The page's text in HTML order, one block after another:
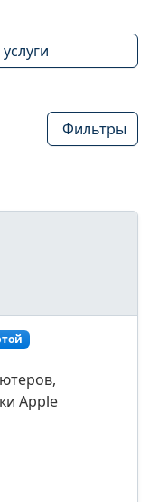
Фильтры
Apple